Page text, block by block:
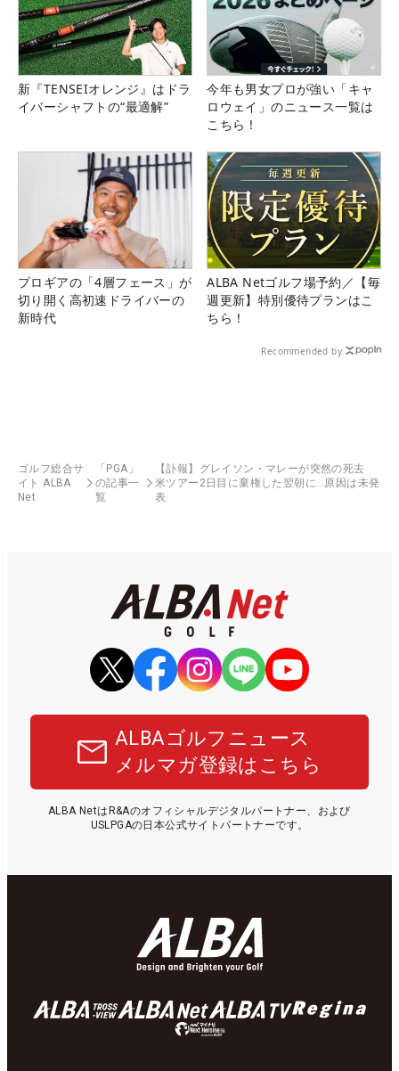
新『TENSEIオレンジ』はドラ
イバーシャフトの“最適解”
今年も男女プロが強い「キャ
ロウェイ」のニュース一覧は
こちら！
プロギアの「4層フェース」が
切り開く高初速ドライバーの
新時代
ALBA Netゴルフ場予約／【毎
週更新】特別優待プランはこ
ちら！
Recommended by
ゴルフ総合サ
イト ALBA
Net
「PGA」
の記事一
覧
【訃報】グレイソン・マレーが突然の死去
米ツアー2日目に棄権した翌朝に…原因は未発
表
ALBAゴルフニュース
メルマガ登録はこちら
ALBA NetはR&Aのオフィシャルデジタルパートナー、および
USLPGAの日本公式サイトパートナーです。